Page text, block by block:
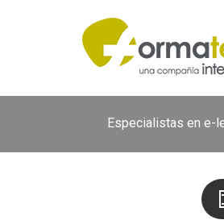
Especialistas en e-